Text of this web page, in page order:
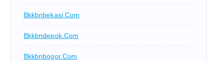
Bkkbnbekasi.com
Bkkbndepok.com
Bkkbnbogor.com